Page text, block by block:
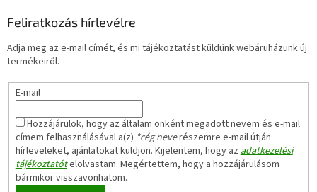
Feliratkozás hírlevélre
Adja meg az e-mail címét, és mi tájékoztatást küldünk webáruházunk új
termékeiről.
E-mail
Hozzájárulok, hogy az általam önként megadott nevem és e-mail
címem felhasználásával a(z) *cég neverészemre e-mail útján
hírleveleket, ajánlatokat küldjön. Kijelentem, hogy azadatkezelési
tájékoztatótelolvastam. Megértettem, hogy a hozzájárulásom
bármikor visszavonhatom.